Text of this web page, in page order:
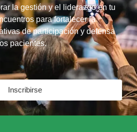
la gestión y el liderazgo en tu
para fortalecer la
de participación y defensa
pacientes.
Inscribirse